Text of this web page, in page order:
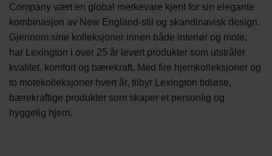
Company vært en global merkevare kjent for sin elegante
kombinasjon av New England-stil og skandinavisk design.
Gjennom sine kolleksjoner innen både interiør og mote,
har Lexington i over 25 år levert produkter som utstråler
kvalitet, komfort og bærekraft. Med fire hjemkolleksjoner og
to motekolleksjoner hvert år, tilbyr Lexington tidløse,
bærekraftige produkter som skaper et personlig og
hyggelig hjem.